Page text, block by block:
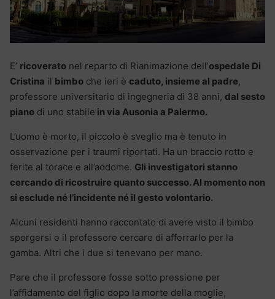
E’ ricoverato nel reparto di Rianimazione dell’ospedale Di
Cristina il bimbo che ieri è caduto, insieme al padre,
professore universitario di ingegneria di 38 anni, dal sesto
piano di uno stabile in via Ausonia a Palermo.
L’uomo è morto, il piccolo è sveglio ma è tenuto in
osservazione per i traumi riportati. Ha un braccio rotto e
ferite al torace e all’addome. Gli investigatori stanno
cercando di ricostruire quanto successo. Al momento non
si esclude né l’incidente né il gesto volontario.
Alcuni residenti hanno raccontato di avere visto il bimbo
sporgersi e il professore cercare di afferrarlo per la
gamba. Altri che i due si tenevano per mano.
Pare che il professore fosse sotto pressione per
l’affidamento del figlio dopo la morte della moglie,